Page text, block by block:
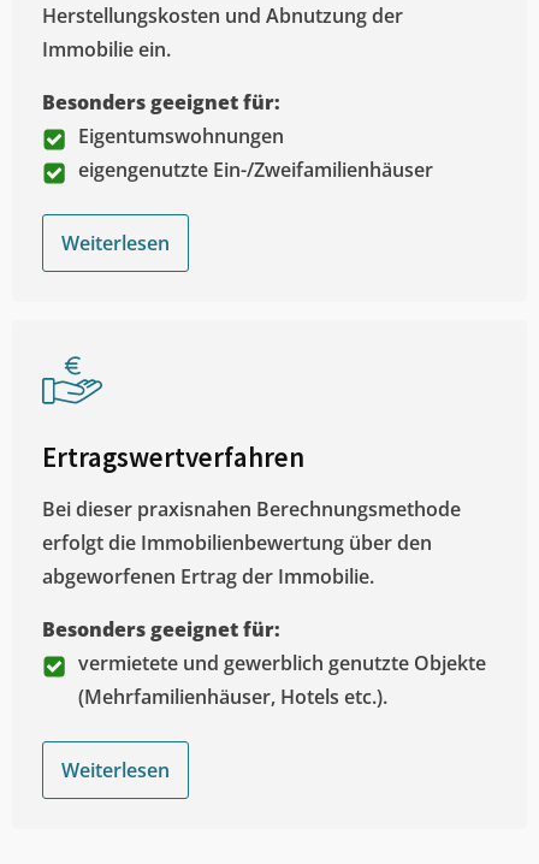
Herstellungskosten und Abnutzung der
Immobilie ein.
Besonders geeignet für:
Eigentumswohnungen
eigengenutzte Ein-/Zweifamilienhäuser
Weiterlesen
Ertragswertverfahren
Bei dieser praxisnahen Berechnungsmethode
erfolgt die Immobilienbewertung über den
abgeworfenen Ertrag der Immobilie.
Besonders geeignet für:
vermietete und gewerblich genutzte Objekte
(Mehrfamilienhäuser, Hotels etc.).
Weiterlesen